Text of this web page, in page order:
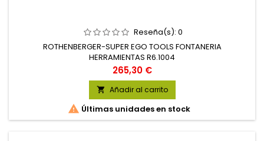
Reseña(s): 0
ROTHENBERGER-SUPER EGO TOOLS FONTANERIA
HERRAMIENTAS R6.1004
Precio
265,30 €
 Añadir al carrito
 Últimas unidades en stock